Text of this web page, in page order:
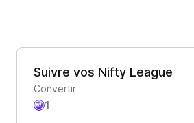
Suivre vos Nifty League
Convertir